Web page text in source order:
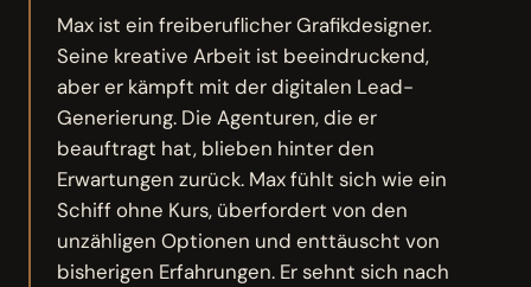
Max ist ein freiberuflicher Grafikdesigner.
Seine kreative Arbeit ist beeindruckend,
aber er kämpft mit der digitalen Lead-
Generierung. Die Agenturen, die er
beauftragt hat, blieben hinter den
Erwartungen zurück. Max fühlt sich wie ein
Schiff ohne Kurs, überfordert von den
unzähligen Optionen und enttäuscht von
bisherigen Erfahrungen. Er sehnt sich nach